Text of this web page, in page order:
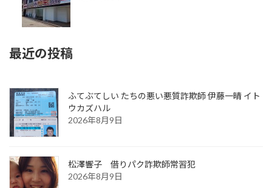
最近の投稿
ふてぶてしい たちの悪い悪質詐欺師 伊藤一晴 イト
ウカズハル
2026年8月9日
松澤響子 借りパク詐欺師常習犯
2026年8月9日